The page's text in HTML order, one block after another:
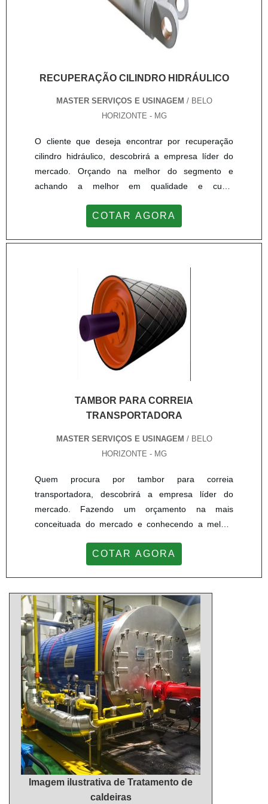
RECUPERAÇÃO CILINDRO HIDRÁULICO
MASTER SERVIÇOS E USINAGEM / BELO
HORIZONTE - MG
O cliente que deseja encontrar por recuperação
cilindro hidráulico, descobrirá a empresa líder do
mercado. Orçando na melhor do segmento e
achando a melhor em qualidade e custo
cilindro hidráulico, com a Master Serviços e
comprometimento com os resultados dos
HIDRÁULICOHá muitas maneiras eficientes de
demonstrar competência e excelência em uma área
de atuação. A Master Serviços e Usinagem canaliza
sua energia em proporcionar uma estrutura com:
Escritório de alta qualidade onde são realizadas as
atividades; Estrutura suficiente para atender todas
as demandas; Amplo catálogo de produtos. Tudo
isso para que se tenha recuperação cilindro
hidráulico com proteção. Ainda tratando-se de
recuperação cilindro hidráulico, deve-se descartar
com ótima qualidade e excelente custo-benefício,
detalhes que passam despercebidos e podem gerar
e Usinagem o objetivo é disponibilizar a tecnologia e
desenvolvimento no que gera resultado e qualidade
para os clientes. Além de contar com um time de
profissionais com vasta experiência nas diversas
áreas de atuação.A EMPRESA ESPECIALISTA DO
SEGMENTOApenas na Master Serviços e
duro, usinagem, caldeiraria e soldas especiais. A
empresa oferece opções como redutor industrial e
serviço de usinagem com ótima qualidade e
proteção.Para uma maior satisfação dos clientes, a
empresa busca investir nos melhores profissionais
do mercado, e em instalações modernas,
garantindo assim, a confiança e boa cotação no
mercado. A organização tem feito a diferença no
mercado pela idoneidade em tudo que faz, onde
fecha todo o ciclo de entrega com excelência para
cada cliente.
COTAR AGORA
TAMBOR PARA CORREIA
TRANSPORTADORA
MASTER SERVIÇOS E USINAGEM / BELO
HORIZONTE - MG
Quem procura por tambor para correia
transportadora, descobrirá a empresa líder do
mercado. Fazendo um orçamento na mais
conceituada do mercado e conhecendo a melhor
TAMBOR PARA CORREIA
altamente qualificada, encontra na internet a Master
Serviços e Usinagem. Atuando com tambor para
correia e recuperação de cabeçote, disponibilizando
tudo que há de mais atual para garantir a qualidade
final para cada cliente.Não obstante, quando
falamos em tambor para correia transportadora, na
essência da empresa, a mesma deve prezar pelos
produtos e serviços com ótima qualidade e
proteção, detalhes primordiais que são deixados de
lado por muitas companhias que não focam na
fidelização do cliente.Há muitas maneiras eficientes
de demonstrar competência e excelência em uma
área de atuação. Abaixo os motivos pelos quais a
Master Serviços e Usinagem é a melhor opção no
COTAR AGORA
Imagem ilustrativa de Tratamento de
caldeiras